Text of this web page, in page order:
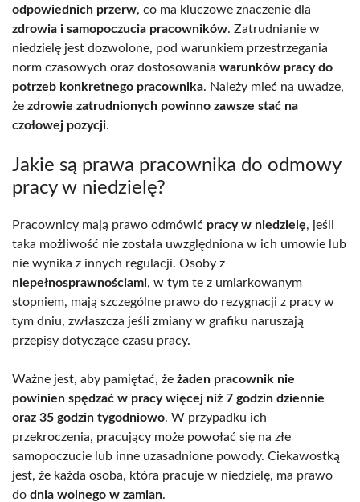
odpowiednich przerw, co ma kluczowe znaczenie dla
zdrowia i samopoczucia pracowników. Zatrudnianie w
niedzielę jest dozwolone, pod warunkiem przestrzegania
norm czasowych oraz dostosowania warunków pracy do
potrzeb konkretnego pracownika. Należy mieć na uwadze,
że zdrowie zatrudnionych powinno zawsze stać na
czołowej pozycji.
Jakie są prawa pracownika do odmowy
pracy w niedzielę?
Pracownicy mają prawo odmówić pracy w niedzielę, jeśli
taka możliwość nie została uwzględniona w ich umowie lub
nie wynika z innych regulacji. Osoby z
niepełnosprawnościami, w tym te z umiarkowanym
stopniem, mają szczególne prawo do rezygnacji z pracy w
tym dniu, zwłaszcza jeśli zmiany w grafiku naruszają
przepisy dotyczące czasu pracy.
Ważne jest, aby pamiętać, że żaden pracownik nie
powinien spędzać w pracy więcej niż 7 godzin dziennie
oraz 35 godzin tygodniowo. W przypadku ich
przekroczenia, pracujący może powołać się na złe
samopoczucie lub inne uzasadnione powody. Ciekawostką
jest, że każda osoba, która pracuje w niedzielę, ma prawo
do dnia wolnego w zamian.